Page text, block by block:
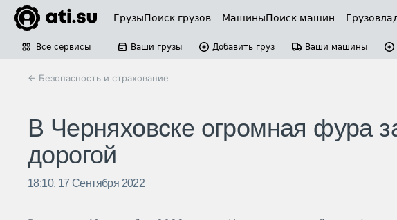
ГрузыПоиск грузов МашиныПоиск машин
Все сервисы Ваши грузы Добавить груз Ваши машины
← Безопасность и страхование
В Черняховске огромная фура
дорогой
18:10, 17 Сентября 2022